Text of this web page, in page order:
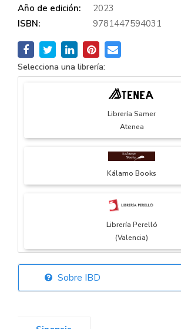
Año de edición:
2023
ISBN:
9781447594031
Selecciona una librería:
Librería Samer
Atenea
Kálamo Books
Librería Perelló
(Valencia)
Librería Elías
Sobre IBD